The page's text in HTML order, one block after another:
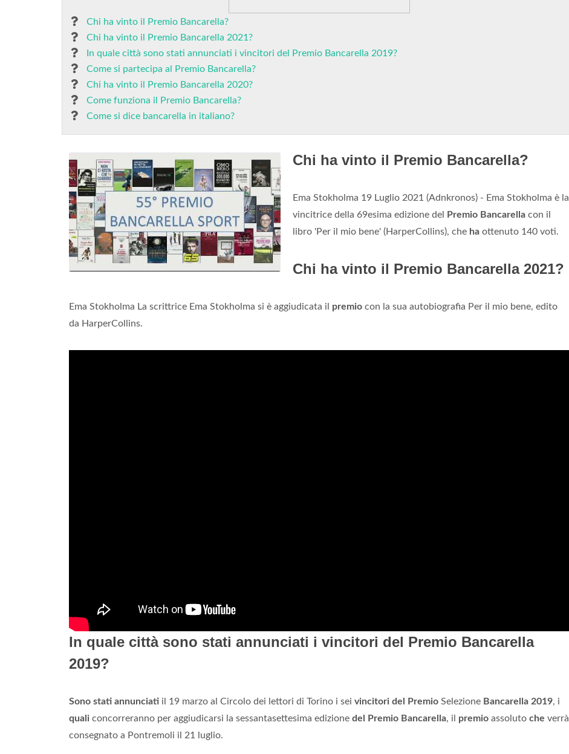
Chi ha vinto il Premio Bancarella?
Chi ha vinto il Premio Bancarella 2021?
In quale città sono stati annunciati i vincitori del Premio Bancarella 2019?
Come si partecipa al Premio Bancarella?
Chi ha vinto il Premio Bancarella 2020?
Come funziona il Premio Bancarella?
Come si dice bancarella in italiano?
Chi ha vinto il Premio Bancarella?
Ema Stokholma 19 Luglio 2021 (Adnkronos) - Ema Stokholma è la
vincitrice della 69esima edizione del
Premio Bancarella con il
libro 'Per il mio bene' (HarperCollins), che ha ottenuto 140 voti.
Chi ha vinto il Premio Bancarella 2021?
Ema Stokholma La scrittrice Ema Stokholma si è aggiudicata il premio con la sua autobiografia Per il mio bene, edito
da HarperCollins.
In quale città sono stati annunciati i vincitori del Premio Bancarella
2019?
Sono stati annunciati il 19 marzo al Circolo dei lettori di Torino i sei vincitori del Premio Selezione Bancarella 2019, i
quali concorreranno per aggiudicarsi la sessantasettesima edizione del Premio Bancarella, il premio assoluto che verrà
consegnato a Pontremoli il 21 luglio.